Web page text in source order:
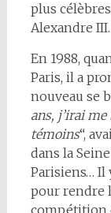
plus
Alexandre III.
En 1988,
Paris, il a
nouveau se
ans, j’irai me
témoins“,
dans la
Parisiens… Il
pour rendre